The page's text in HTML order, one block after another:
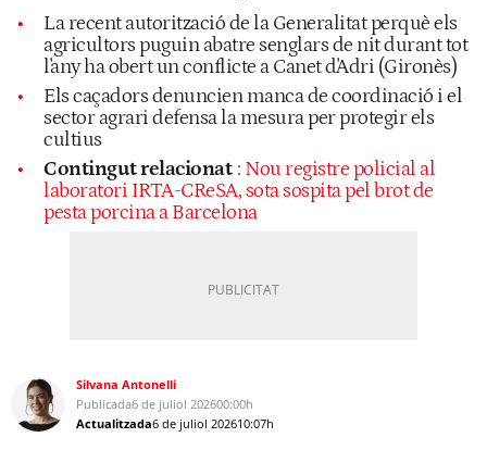
La recent autorització de la Generalitat perquè els
agricultors puguin abatre senglars de nit durant tot
l'any ha obert un conflicte a Canet d'Adri (Gironès)
Els caçadors denuncien manca de coordinació i el
sector agrari defensa la mesura per protegir els
cultius
Contingut relacionat : Nou registre policial al
laboratori IRTA-CReSA, sota sospita pel brot de
pesta porcina a Barcelona
Silvana Antonelli
Publicada6 de juliol 202600:00h
Actualitzada6 de juliol 202610:07h